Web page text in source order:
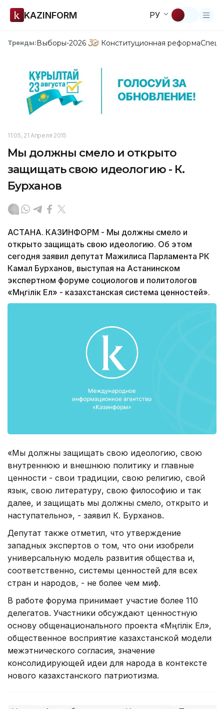
KAZINFORM РУ
Тренды:Выборы-2026 Конституционная реформа
11:05, 21 Апреля 2015
Мы должны смело и открыто
защищать свою идеологию - К.
Бурханов
АСТАНА. КАЗИНФОРМ - Мы должны смело и
открыто защищать свою идеологию. Об этом
сегодня заявил депутат Мажилиса Парламента РК
Камал Бурханов, выступая на Астанинском
экспертном форуме социологов и политологов
«Мәңгiлiк Ел» - казахстанская система ценностей».
«Мы должны защищать свою идеологию, свою
внутреннюю и внешнюю политику и главные
ценности - свои традиции, свою религию, свой
язык, свою литературу, свою философию и так
далее, и защищать мы должны смело, открыто и
наступательно», - заявил К. Бурханов.
Депутат также отметил, что утверждение
западных экспертов о том, что они изобрели
универсальную модель развития общества и,
соответственно, системы ценностей для всех
стран и народов, - не более чем миф.
В работе форума принимает участие более 110
делегатов. Участники обсуждают ценностную
основу общенационального проекта «Мәңгiлiк Ел»,
общественное восприятие казахстанской модели
межэтнического согласия, значение
консолидирующей идеи для народа в контексте
нового казахстанского патриотизма.